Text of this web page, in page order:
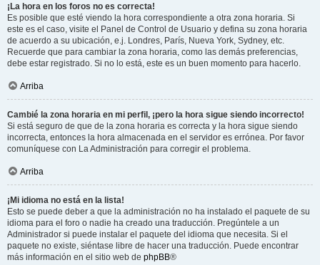
¡La hora en los foros no es correcta!
Es posible que esté viendo la hora correspondiente a otra zona horaria. Si
este es el caso, visite el Panel de Control de Usuario y defina su zona horaria
de acuerdo a su ubicación, e.j. Londres, París, Nueva York, Sydney, etc.
Recuerde que para cambiar la zona horaria, como las demás preferencias,
debe estar registrado. Si no lo está, este es un buen momento para hacerlo.
Arriba
Cambié la zona horaria en mi perfil, ¡pero la hora sigue siendo incorrecto!
Si está seguro de que de la zona horaria es correcta y la hora sigue siendo
incorrecta, entonces la hora almacenada en el servidor es errónea. Por favor
comuníquese con La Administración para corregir el problema.
Arriba
¡Mi idioma no está en la lista!
Esto se puede deber a que la administración no ha instalado el paquete de su
idioma para el foro o nadie ha creado una traducción. Pregúntele a un
Administrador si puede instalar el paquete del idioma que necesita. Si el
paquete no existe, siéntase libre de hacer una traducción. Puede encontrar
más información en el sitio web de phpBB®